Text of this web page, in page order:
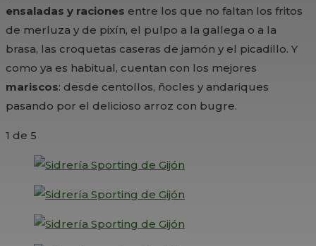
ensaladas y raciones entre los que no faltan los fritos
de merluza y de pixín, el pulpo a la gallega o a la
brasa, las croquetas caseras de jamón y el picadillo. Y
como ya es habitual, cuentan con los mejores
mariscos: desde centollos, ñocles y andariques
pasando por el delicioso arroz con bugre.
1 de 5